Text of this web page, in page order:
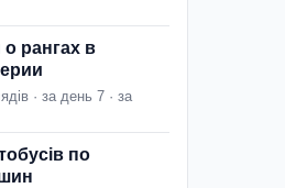
рангах в
· за день 7 · за
по